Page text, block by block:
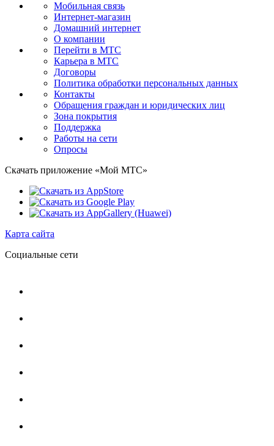
Мобильная связь
Интернет-магазин
Домашний интернет
О компании
Перейти в МТС
Карьера в МТС
Договоры
Политика обработки персональных данных
Контакты
Обращения граждан и юридических лиц
Зона покрытия
Поддержка
Работы на сети
Опросы
Скачать приложение «Мой МТС»
Карта сайта
Социальные сети